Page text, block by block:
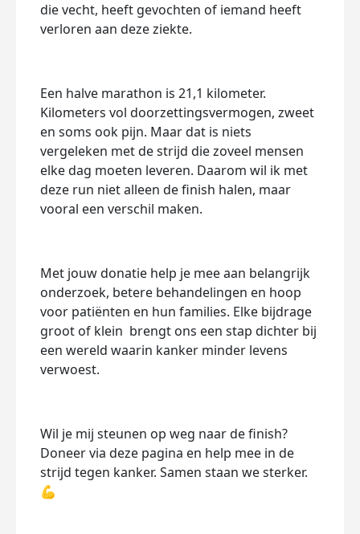
die vecht, heeft gevochten of iemand heeft
verloren aan deze ziekte.
Een halve marathon is 21,1 kilometer.
Kilometers vol doorzettingsvermogen, zweet
en soms ook pijn. Maar dat is niets
vergeleken met de strijd die zoveel mensen
elke dag moeten leveren. Daarom wil ik met
deze run niet alleen de finish halen, maar
vooral een verschil maken.
Met jouw donatie help je mee aan belangrijk
onderzoek, betere behandelingen en hoop
voor patiënten en hun families. Elke bijdrage
groot of klein brengt ons een stap dichter bij
een wereld waarin kanker minder levens
verwoest.
Wil je mij steunen op weg naar de finish?
Doneer via deze pagina en help mee in de
strijd tegen kanker. Samen staan we sterker.
💪